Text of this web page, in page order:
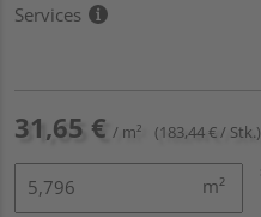
Services
31,65 € / m² (183,44 € / Stk.)
m²